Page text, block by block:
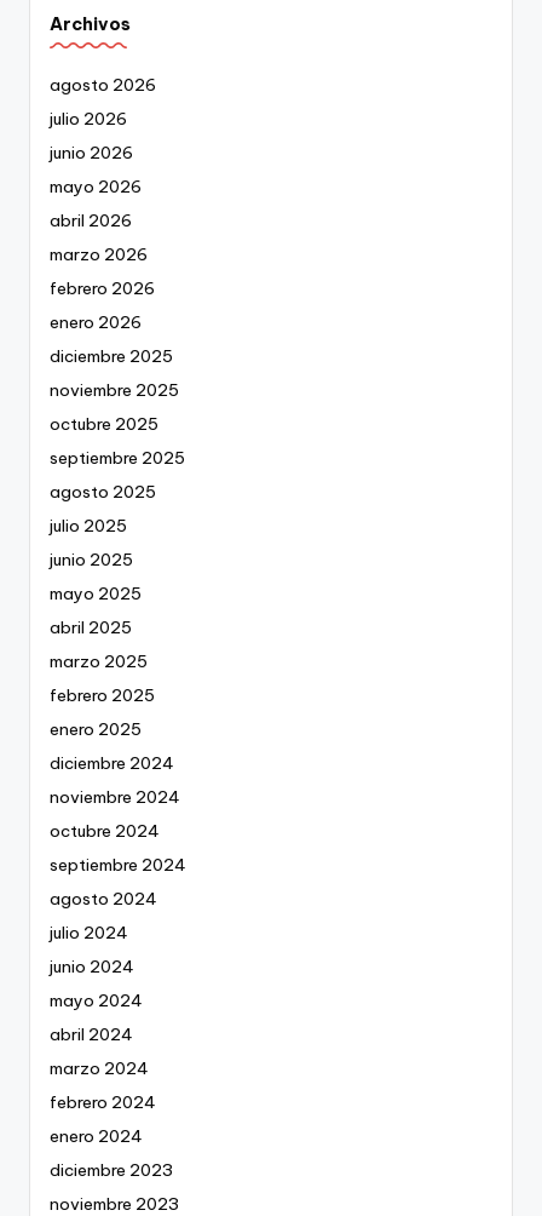
Archivos
agosto 2026
julio 2026
junio 2026
mayo 2026
abril 2026
marzo 2026
febrero 2026
enero 2026
diciembre 2025
noviembre 2025
octubre 2025
septiembre 2025
agosto 2025
julio 2025
junio 2025
mayo 2025
abril 2025
marzo 2025
febrero 2025
enero 2025
diciembre 2024
noviembre 2024
octubre 2024
septiembre 2024
agosto 2024
julio 2024
junio 2024
mayo 2024
abril 2024
marzo 2024
febrero 2024
enero 2024
diciembre 2023
noviembre 2023